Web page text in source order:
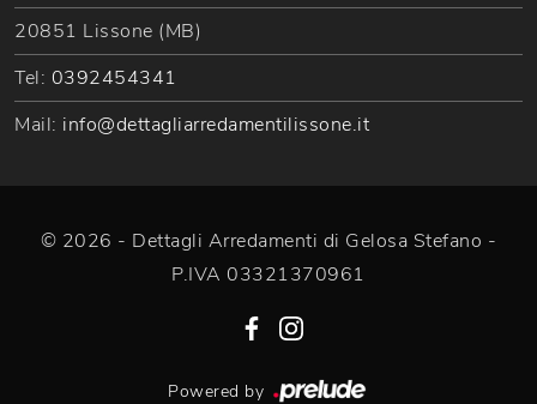
20851 Lissone (MB)
Tel: 0392454341
Mail: info@dettagliarredamentilissone.it
© 2026 - Dettagli Arredamenti di Gelosa Stefano -
P.IVA 03321370961
Powered by